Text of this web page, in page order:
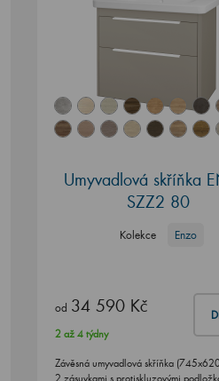
Umyvadlová skříňka
SZZ2 80
Kolekce Enzo
od 34 590 Kč
2 až 4 týdny
Závěsná umyvadlová skříňka
2 zásuvkami s protiskluzovými